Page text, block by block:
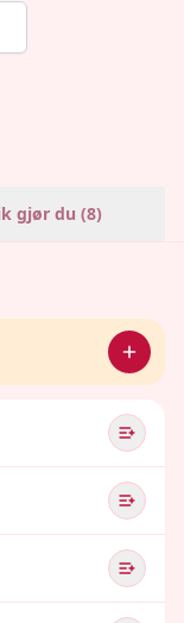
gjør du (8)